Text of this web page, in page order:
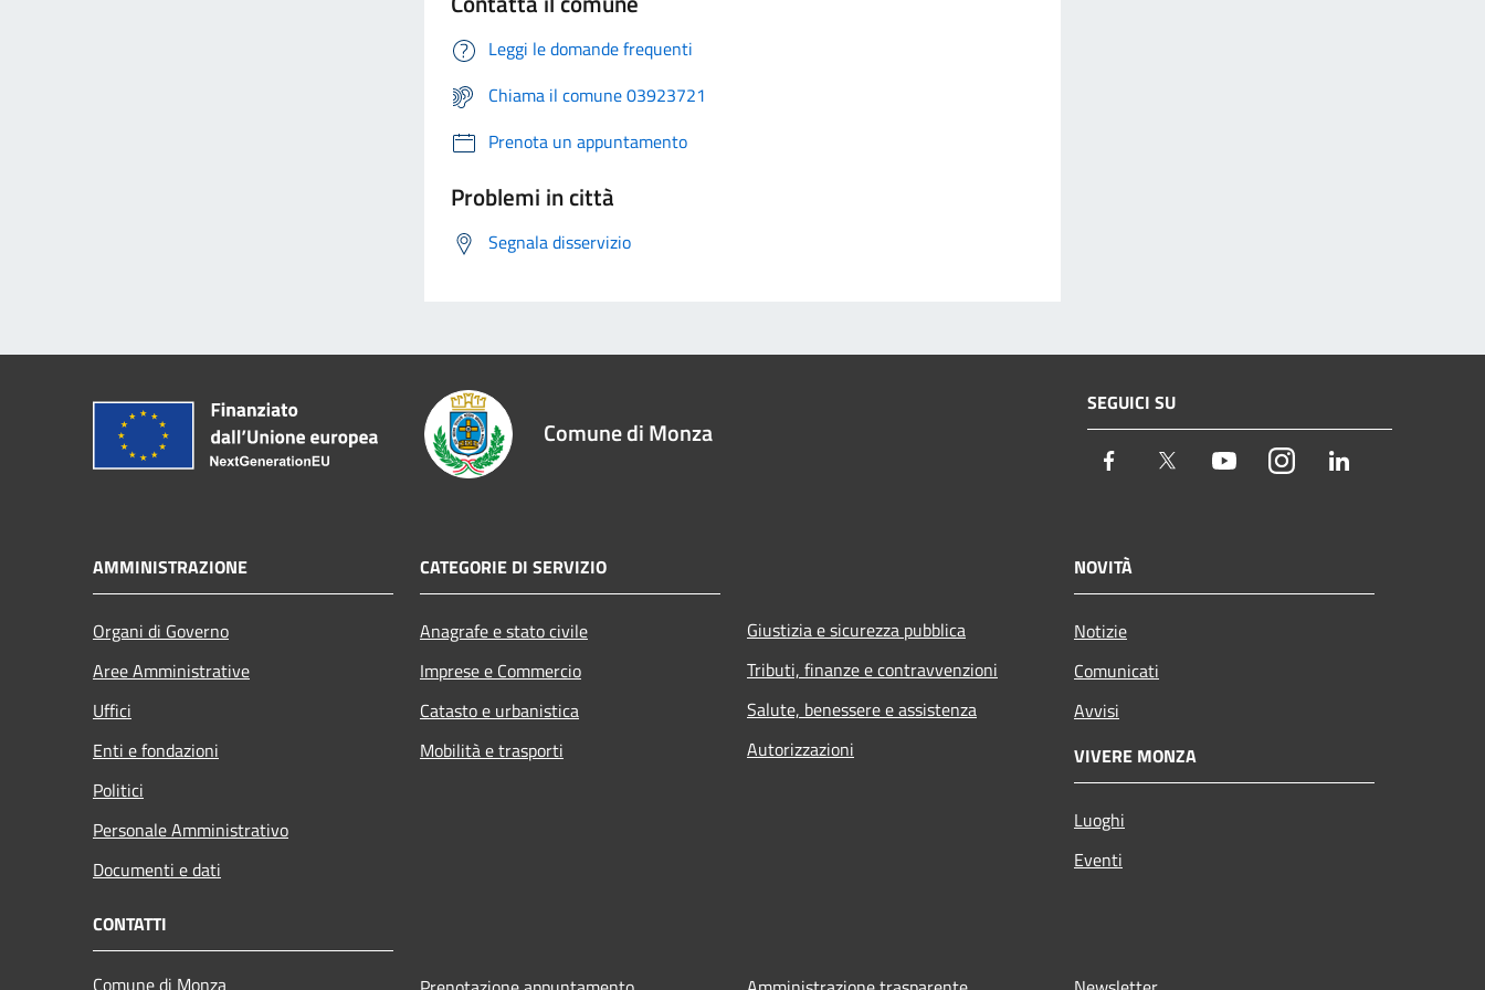
Leggi le domande frequenti
Chiama il comune 03923721
Prenota un appuntamento
Problemi in città
Segnala disservizio
Comune di Monza
SEGUICI SU
Facebook Twitter YoutubeInstagram
AMMINISTRAZIONE
Organi di Governo
Aree Amministrative
Uffici
Enti e fondazioni
Politici
Personale Amministrativo
Documenti e dati
CATEGORIE DI SERVIZIO
Anagrafe e stato civile
Imprese e Commercio
Catasto e urbanistica
Mobilità e trasporti
Giustizia e sicurezza pubblica
Tributi, finanze e contravvenzioni
Salute, benessere e assistenza
Autorizzazioni
NOVITÀ
Notizie
Comunicati
Avvisi
VIVERE MONZA
Luoghi
Eventi
CONTATTI
Comune di Monza